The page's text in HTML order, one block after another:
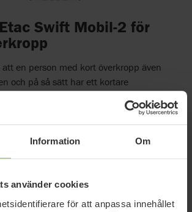
Information Om
använder cookies
för att anpassa innehållet
Swift Mobil-2 för
en person med kort överkropp även
och på så sätt har ett kortare
kortas något och eventuellt utrustas
ryggdyna (1), en komfortsits (2) och de
armstöden och benstöden utifrån